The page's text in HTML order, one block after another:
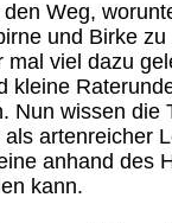
Weg,
und Birke
viel dazu
kleine
Nun wissen die
artenreicher
anhand des
kann.